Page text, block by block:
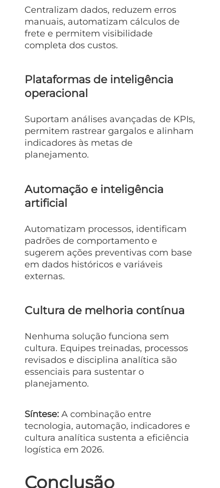
Centralizam dados, reduzem erros
manuais, automatizam cálculos de
frete e permitem visibilidade
completa dos custos.
Plataformas de inteligência
operacional
Suportam análises avançadas de KPIs,
permitem rastrear gargalos e alinham
indicadores às metas de
planejamento.
Automação e inteligência
artificial
Automatizam processos, identificam
padrões de comportamento e
sugerem ações preventivas com base
em dados históricos e variáveis
externas.
Cultura de melhoria contínua
Nenhuma solução funciona sem
cultura. Equipes treinadas, processos
revisados e disciplina analítica são
essenciais para sustentar o
planejamento.
Síntese: A combinação entre
tecnologia, automação, indicadores e
cultura analítica sustenta a eficiência
logística em 2026.
Conclusão